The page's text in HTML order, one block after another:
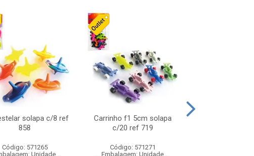
solapa c/8 ref
858
Código: 571265
Unidade
Carrinho f1 5cm solapa
c/20 ref 719
Código: 571271
Embalagem: Unidade